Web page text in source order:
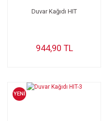
Duvar Kağıdı HIT
944,90 TL
YENİ